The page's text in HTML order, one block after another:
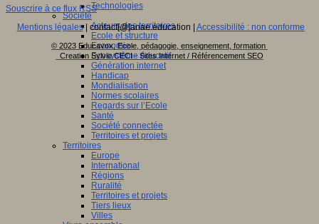
Technologies
Société
Acteurs des territoires
Ecole et structure
Economie
Ecosystème éducatif
Génération internet
Handicap
Mondialisation
Normes scolaires
Regards sur l’Ecole
Santé
Société connectée
Territoires et projets
Territoires
Europe
International
Régions
Ruralité
Territoires et projets
Tiers lieux
Villes
Souscrire à ce flux RSS
Mentions légales| contact[@]anae.education | Accessibilité : non conforme
© 2023 Educavox, Ecole, pédagogie, enseignement, formation
Creation Sylvie CECI - Sites Internet / Référencement SEO